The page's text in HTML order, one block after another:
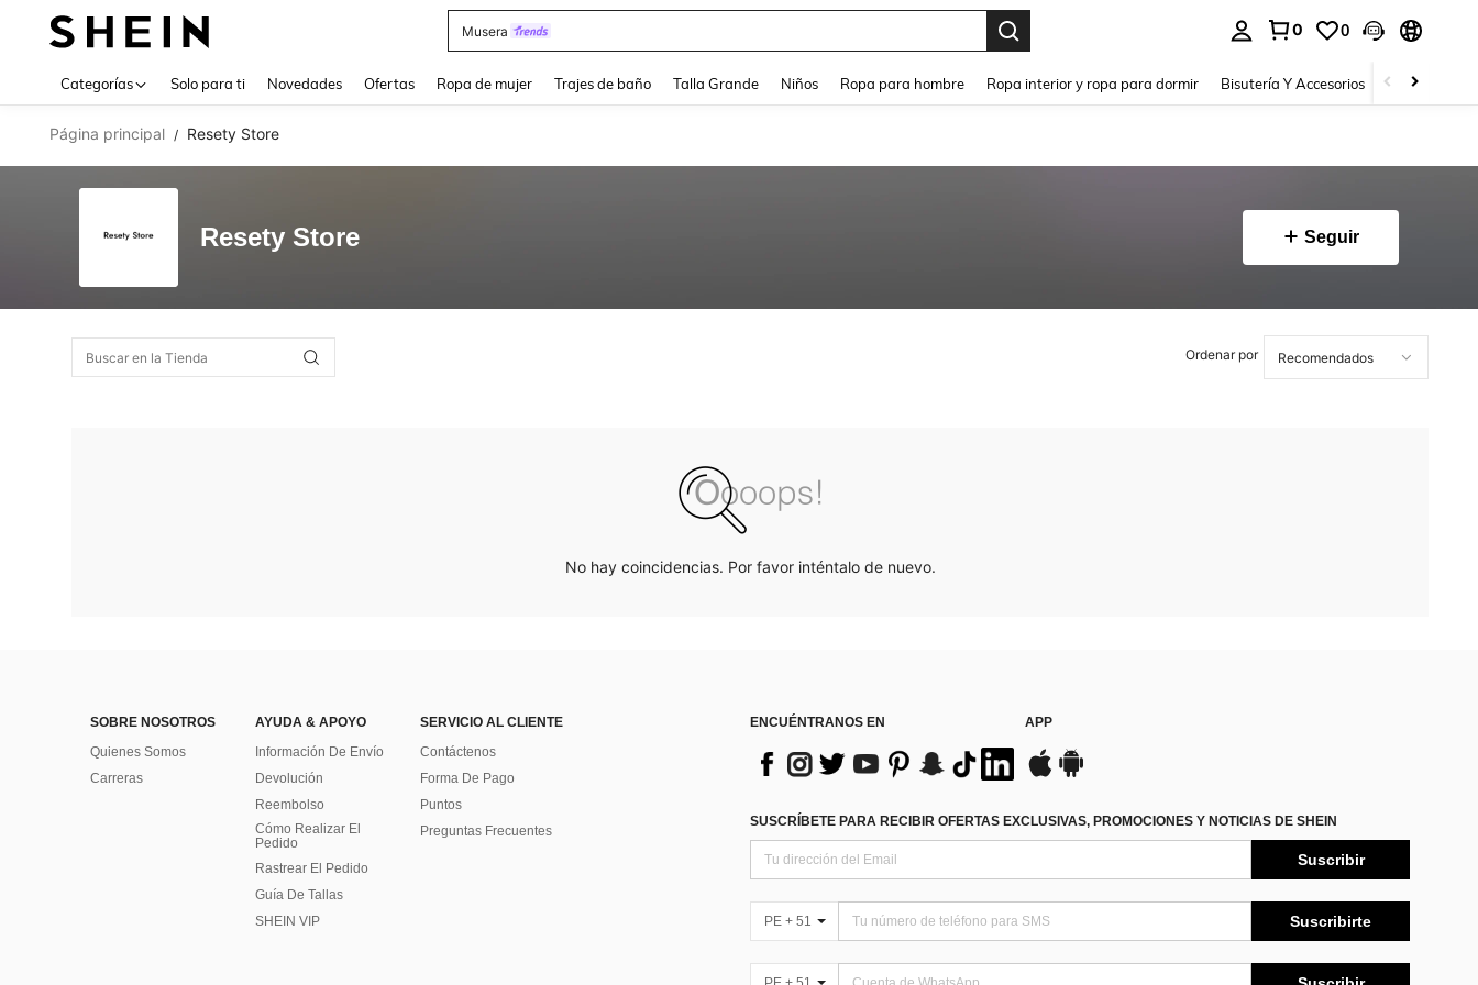
Musera
0 0
Categorías Solo para ti Novedades Ofertas Ropa de mujer Trajes de baño Talla Grande Niños Ropa para hombre Ropa interior y ropa para dormir Bisutería Y Accesorios Zapatos
Página principal / Resety Store
Resety Store Seguir
Ordenar por
No hay coincidencias. Por favor inténtalo de nuevo.
SOBRE NOSOTROS
Quienes Somos
Carreras
AYUDA & APOYO
Información De Envío
Devolución
Reembolso
Cómo Realizar El
Pedido
Rastrear El Pedido
Guía De Tallas
SHEIN VIP
SERVICIO AL CLIENTE
Contáctenos
Forma De Pago
Puntos
Preguntas Frecuentes
ENCUÉNTRANOS EN APP
SUSCRÍBETE PARA RECIBIR OFERTAS EXCLUSIVAS, PROMOCIONES Y NOTICIAS DE SHEIN
Suscribir
PE + 51 Suscribirte